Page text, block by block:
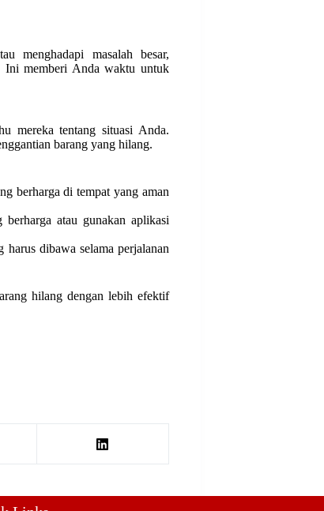
menghadapi masalah besar,
Ini memberi Anda waktu untuk
mereka tentang situasi Anda.
barang yang hilang.
berharga di tempat yang aman
atau gunakan aplikasi
dibawa selama perjalanan
hilang dengan lebih efektif